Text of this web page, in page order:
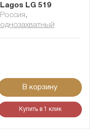
Lagos LG 519
Россия ,
однозахватный
В корзину
Купить в 1 клик